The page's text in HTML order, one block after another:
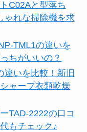
C02Aと型落ち
ゃれな掃除機を求
TML1の違いを
ちがいいの？
違いを比較！新旧
ャープ衣類乾燥
TAD-2222の口コ
もチェック♪